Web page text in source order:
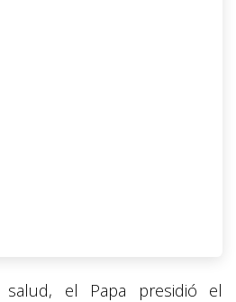
el Papa presidió el